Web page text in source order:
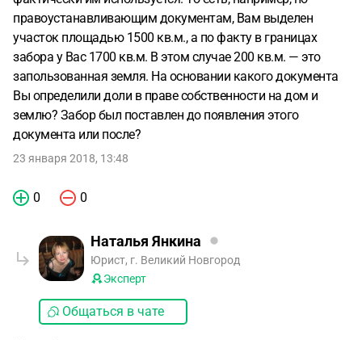
забор и мы так живём уже достаточно давно?
правоустанавливающим документам, Вам выделен
участок площадью 1500 кв.м., а по факту в границах
забора у Вас 1700 кв.м. В этом случае 200 кв.м. — это
запользованная земля. На основании какого документа
Вы определили доли в праве собственности на дом и
землю? Забор был поставлен до появления этого
документа или после?
23 января 2018, 13:48
0 0
Наталья Янкина
Юрист, г. Великий Новгород
Эксперт
Общаться в чате